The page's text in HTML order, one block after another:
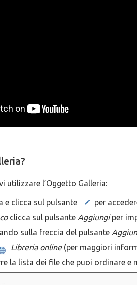
utilizzare l’Oggetto Galleria:
e clicca sul pulsante
per
clicca sul pulsante Aggiungiper
sulla freccia del pulsante
Libreria online (per maggiori
la lista dei file che puoi ordinare e